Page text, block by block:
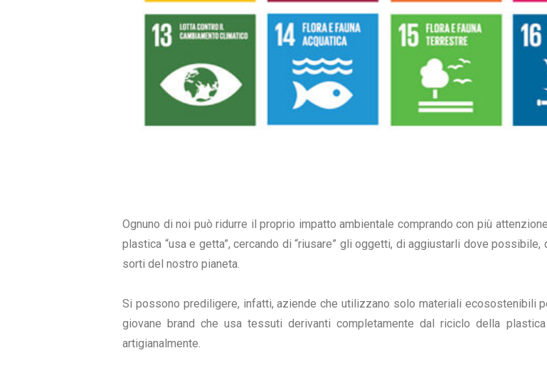
Ognuno di noi può ridurre il proprio impatto ambientale comprando con più
plastica “usa e getta”, cercando di “riusare” gli oggetti, di aggiustarli dove
sorti del nostro pianeta.
Si possono prediligere, infatti, aziende che utilizzano solo materiali ecosostenibili
giovane brand che usa tessuti derivanti completamente dal riciclo della
artigianalmente.